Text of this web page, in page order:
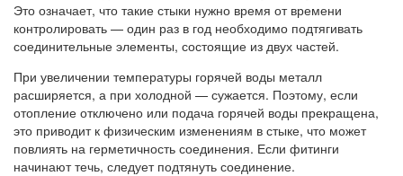
Это означает, что такие стыки нужно время от времени
контролировать — один раз в год необходимо подтягивать
соединительные элементы, состоящие из двух частей.
При увеличении температуры горячей воды металл
расширяется, а при холодной — сужается. Поэтому, если
отопление отключено или подача горячей воды прекращена,
это приводит к физическим изменениям в стыке, что может
повлиять на герметичность соединения. Если фитинги
начинают течь, следует подтянуть соединение.